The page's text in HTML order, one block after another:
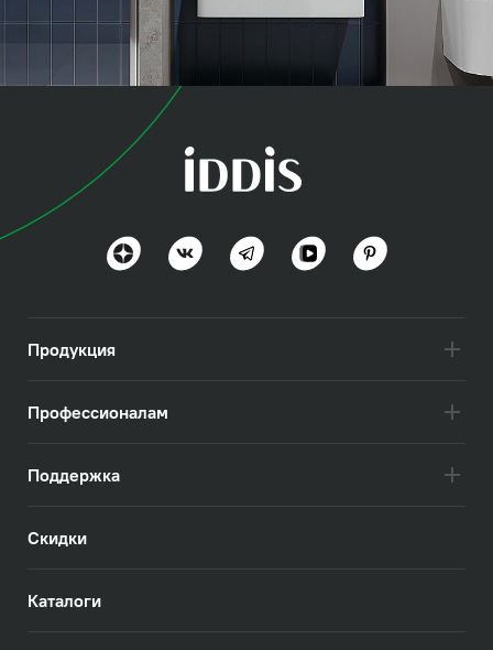
Оптима Хоум (Optima
Польза и функциональность
Продукция
Профессионалам
Поддержка
Скидки
Каталоги